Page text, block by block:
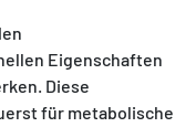
Eigenschaften
Diese
für metabolische